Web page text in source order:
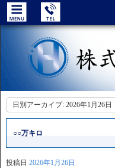
日別アーカイブ: 2026年1月26日
○○万キロ
投稿日 2026年1月26日